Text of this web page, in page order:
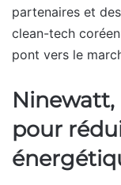
partenaires et
clean-tech
pont vers le
Ninewatt,
pour